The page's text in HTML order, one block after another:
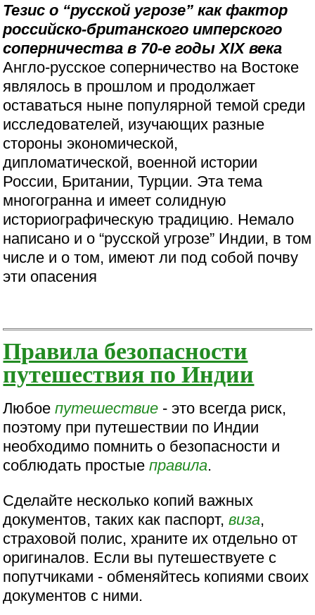
Тезис о “русской угрозе” как фактор
российско-британского имперского
соперничества в 70-е годы XIX века
Англо-русское соперничество на Востоке
являлось в прошлом и продолжает
оставаться ныне популярной темой среди
исследователей, изучающих разные
стороны экономической,
дипломатической, военной истории
России, Британии, Турции. Эта тема
многогранна и имеет солидную
историографическую традицию. Немало
написано и о “русской угрозе” Индии, в том
числе и о том, имеют ли под собой почву
эти опасения
Правила безопасности
путешествия по Индии
Любоепутешествие - это всегда риск,
поэтому при путешествии по Индии
необходимо помнить о безопасности и
соблюдать простыеправила.
Сделайте несколько копий важных
документов, таких как паспорт,виза,
страховой полис, храните их отдельно от
оригиналов. Если вы путешествуете с
попутчиками - обменяйтесь копиями своих
документов с ними.